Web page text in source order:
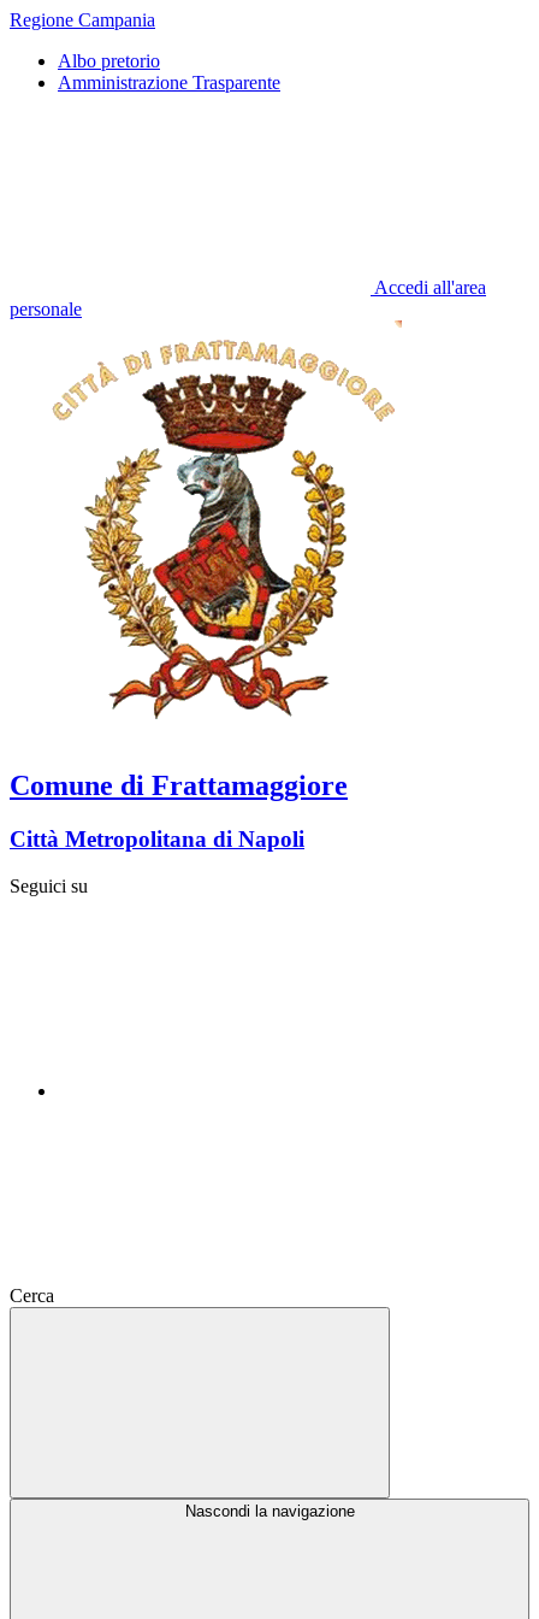
Regione Campania
Albo pretorio
Amministrazione Trasparente
Accedi all'area
personale
Comune di Frattamaggiore
Città Metropolitana di Napoli
Seguici su
Cerca
Nascondi la navigazione